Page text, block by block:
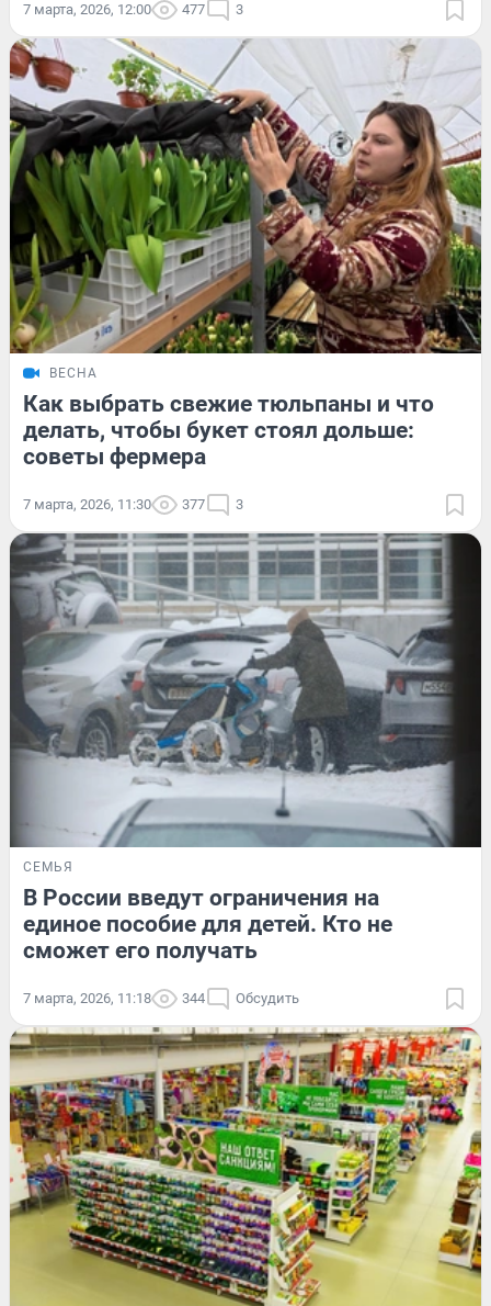
7 марта, 2026, 12:00 477 3
ВЕСНА
Как выбрать свежие тюльпаны и что
делать, чтобы букет стоял дольше:
советы фермера
7 марта, 2026, 11:30 377 3
СЕМЬЯ
В России введут ограничения на
единое пособие для детей. Кто не
сможет его получать
7 марта, 2026, 11:18 344 Обсудить